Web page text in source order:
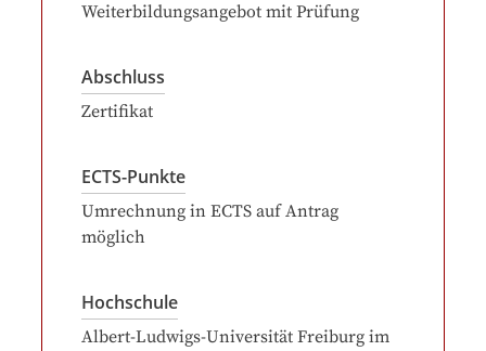
Weiterbildungsangebot mit Prüfung
Abschluss
Zertifikat
ECTS-Punkte
Umrechnung in ECTS auf Antrag
möglich
Hochschule
Albert-Ludwigs-Universität Freiburg im